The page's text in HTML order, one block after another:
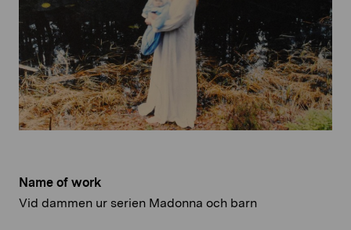
Name of work
Vid dammen ur serien Madonna och barn